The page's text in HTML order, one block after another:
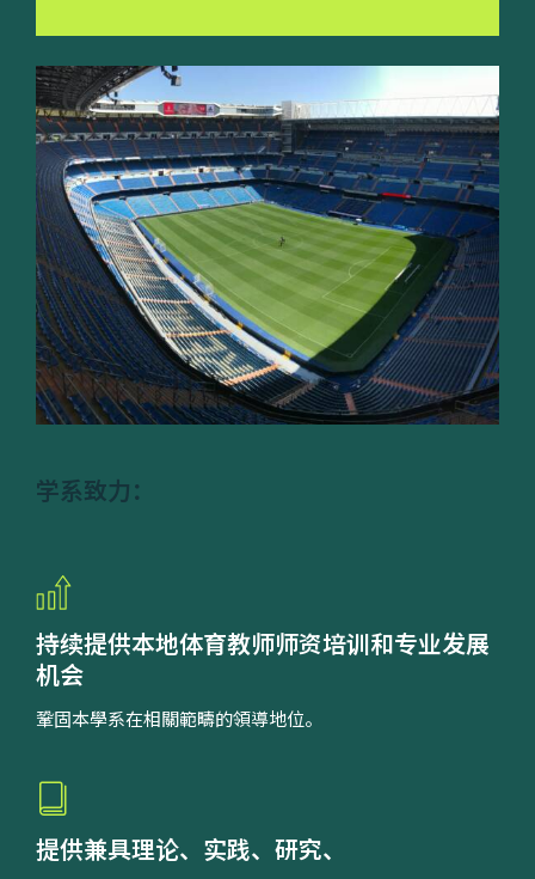
学系致力：
持续提供本地体育教师师资培训和专业发展
机会
鞏固本學系在相關範疇的領導地位。
提供兼具理论、实践、研究、